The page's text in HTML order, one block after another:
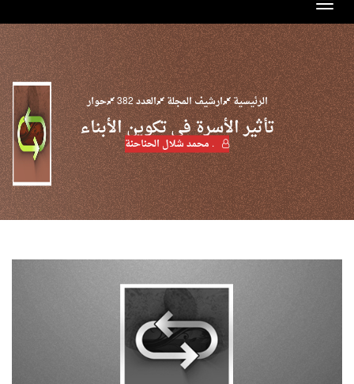
Toggle
navigation
الرئيسية ارشيف المجلة العدد 382 حوار
تأثير الأسرة في تكوين الأبناء
. محمد شلال الحناحنة